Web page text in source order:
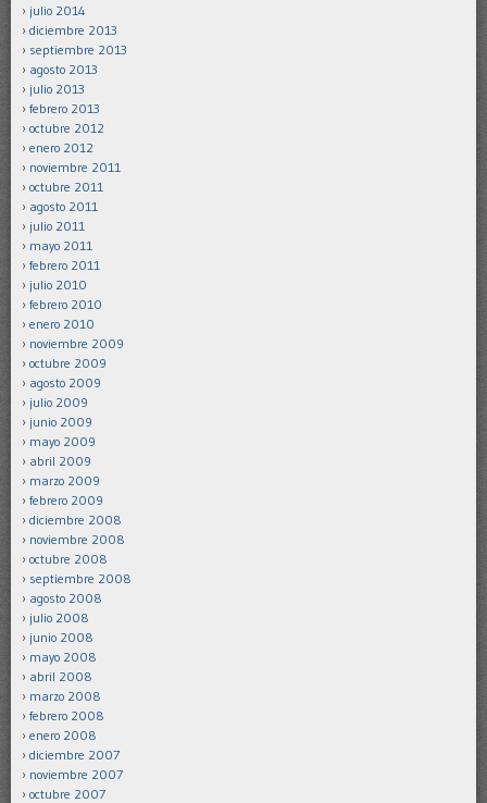
julio 2014
diciembre 2013
septiembre 2013
agosto 2013
julio 2013
febrero 2013
octubre 2012
enero 2012
noviembre 2011
octubre 2011
agosto 2011
julio 2011
mayo 2011
febrero 2011
julio 2010
febrero 2010
enero 2010
noviembre 2009
octubre 2009
agosto 2009
julio 2009
junio 2009
mayo 2009
abril 2009
marzo 2009
febrero 2009
diciembre 2008
noviembre 2008
octubre 2008
septiembre 2008
agosto 2008
julio 2008
junio 2008
mayo 2008
abril 2008
marzo 2008
febrero 2008
enero 2008
diciembre 2007
noviembre 2007
octubre 2007